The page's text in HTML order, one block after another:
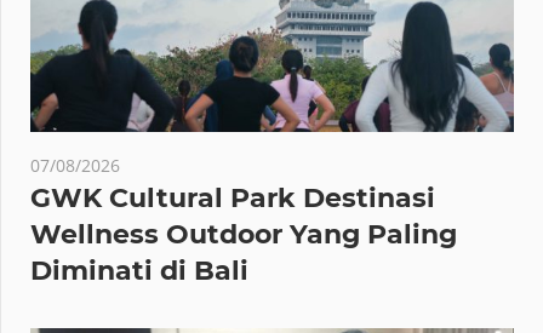
07/08/2026
GWK Cultural Park Destinasi
Wellness Outdoor Yang Paling
Diminati di Bali